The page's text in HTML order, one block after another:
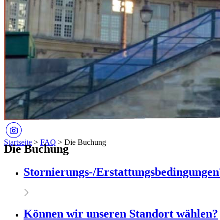
Startseite > FAQ > Die Buchung
Die Buchung
Stornierungs-/
Können wir unseren Standort wählen?